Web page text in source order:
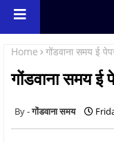
Home गोंडवाना समय ई
गोंडवाना समय
गोंडवाना समय